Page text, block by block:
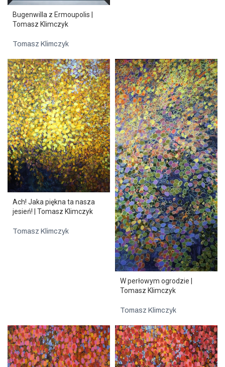
Bugenwilla z Ermoupolis |
Tomasz Klimczyk
Tomasz Klimczyk
Ach! Jaka piękna ta nasza
jesień! | Tomasz Klimczyk
Tomasz Klimczyk
W perłowym ogrodzie |
Tomasz Klimczyk
Tomasz Klimczyk